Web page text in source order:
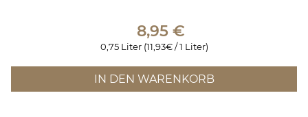
8,95 €
0,75 Liter (11,93€ / 1 Liter)
IN DEN WARENKORB